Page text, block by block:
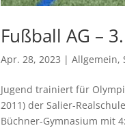
Fußball AG –
Apr. 28, 2023 |Allgemein,
Jugend trainiert für
2011) der Salier-
Büchner-Gymnasium mit